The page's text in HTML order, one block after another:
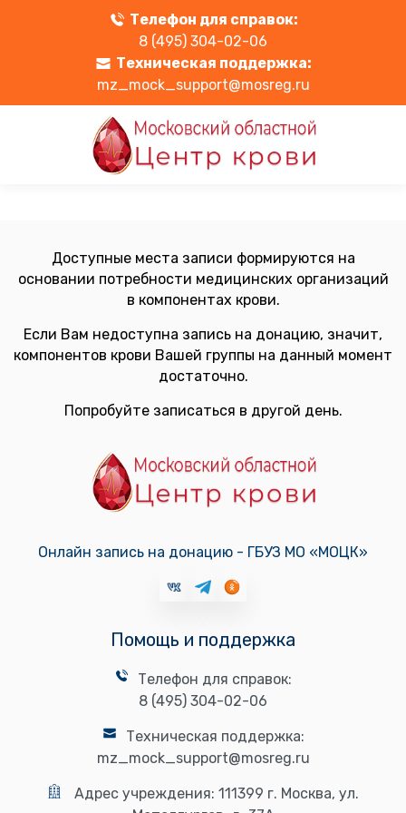
Телефон для справок:
8 (495) 304-02-06
Техническая поддержка:
mz_mock_support@mosreg.ru
Доступные места записи формируются на
основании потребности медицинских организаций
в компонентах крови.
Если Вам недоступна запись на донацию, значит,
компонентов крови Вашей группы на данный момент
достаточно.
Попробуйте записаться в другой день.
Онлайн запись на донацию - ГБУЗ МО «МОЦК»
Помощь и поддержка
Телефон для справок:
8 (495) 304-02-06
Техническая поддержка:
mz_mock_support@mosreg.ru
Адрес учреждения: 111399 г. Москва, ул.